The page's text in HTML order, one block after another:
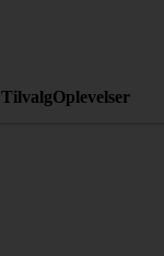
TilvalgOplevelser